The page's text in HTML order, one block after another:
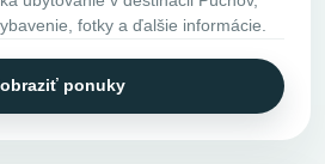
fotky a ďalšie informácie.
ponuky